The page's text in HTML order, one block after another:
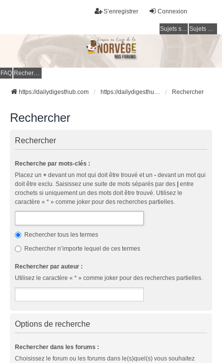
Connexion
S’enregistrer
Sujets sans réponse Sujets actifs
FAQ Rechercher
https://dailydigesthub.com https://dailydigesthub.com Rechercher
Rechercher
Rechercher
Recherche par mots-clés :
Placez un + devant un mot qui doit être trouvé et un - devant un mot qui
doit être exclu. Saisissez une suite de mots séparés par des
entre
crochets si uniquement un des mots doit être trouvé. Utilisez le
caractère « * » comme joker pour des recherches partielles.
Rechercher tous les termes
Rechercher n’importe lequel de ces termes
Rechercher par auteur :
Utilisez le caractère « * » comme joker pour des recherches partielles.
Options de recherche
Rechercher dans les forums :
Choisissez le forum ou les forums dans le(s)quel(s) vous souhaitez